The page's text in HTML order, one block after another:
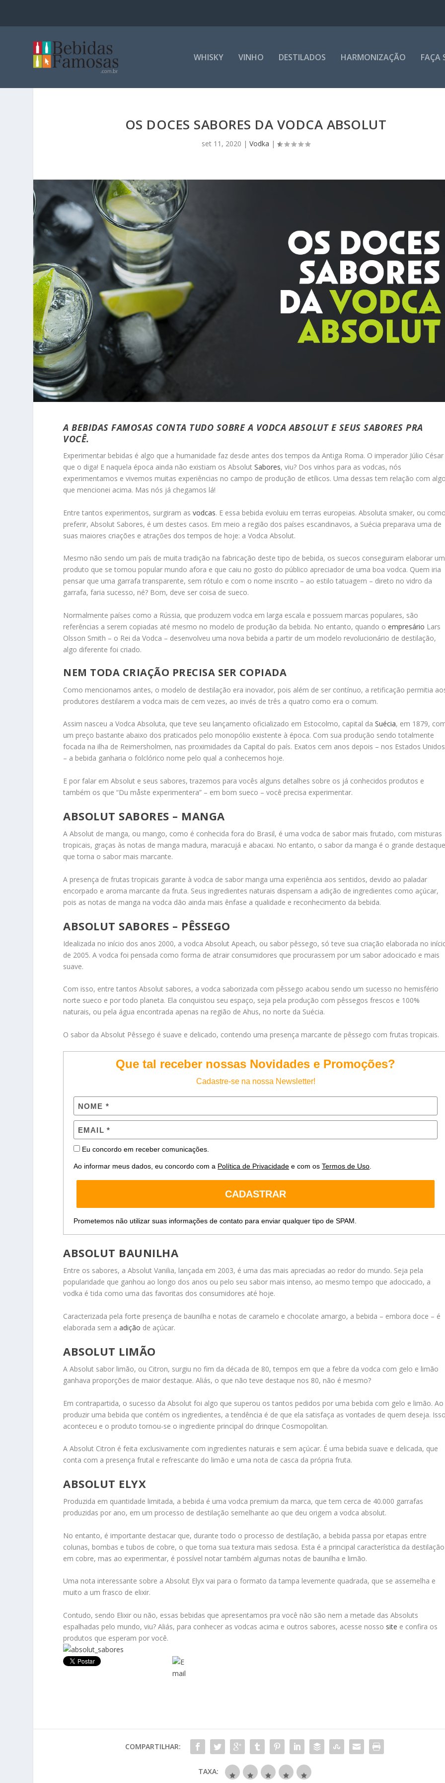
WHISKY VINHO DESTILADOS HARMONIZAÇÃO FAÇA
OS DOCES SABORES DA VODCA ABSOLUT
set 11, 2020 | Vodka |
A BEBIDAS FAMOSAS CONTA TUDO SOBRE A VODCA ABSOLUT E SEUS SABORES PRA
VOCÊ.
Experimentar bebidas é algo que a humanidade faz desde antes dos tempos da Antiga Roma. O imperador Júlio César
que o diga! E naquela época ainda não existiam os AbsolutSabores, viu? Dos vinhos para as vodcas, nós
experimentamos e vivemos muitas experiências no campo de produção de etílicos. Uma dessas tem relação com
que mencionei acima. Mas nós já chegamos lá!
Entre tantos experimentos, surgiram asvodcas. E essa bebida evoluiu em terras europeias. Absoluta smaker, ou
preferir, Absolut Sabores, é um destes casos. Em meio a região dos países escandinavos, a Suécia preparava uma de
suas maiores criações e atrações dos tempos de hoje: a Vodca Absolut.
Mesmo não sendo um país de muita tradição na fabricação deste tipo de bebida, os suecos conseguiram elaborar um
produto que se tornou popular mundo afora e que caiu no gosto do público apreciador de uma boa vodca. Quem iria
pensar que uma garrafa transparente, sem rótulo e com o nome inscrito – ao estilo tatuagem – direto no vidro da
garrafa, faria sucesso, né? Bom, deve ser coisa de sueco.
Normalmente países como a Rússia, que produzem vodca em larga escala e possuem marcas populares, são
referências a serem copiadas até mesmo no modelo de produção da bebida. No entanto, quando oempresário Lars
Olsson Smith – o Rei da Vodca – desenvolveu uma nova bebida a partir de um modelo revolucionário de destilação,
algo diferente foi criado.
NEM TODA CRIAÇÃO PRECISA SER COPIADA
Como mencionamos antes, o modelo de destilação era inovador, pois além de ser contínuo, a retificação permitia
produtores destilarem a vodca mais de cem vezes, ao invés de três a quatro como era o comum.
Assim nasceu a Vodca Absoluta, que teve seu lançamento oficializado em Estocolmo, capital daSuécia, em 1879,
um preço bastante abaixo dos praticados pelo monopólio existente à época. Com sua produção sendo totalmente
focada na ilha de Reimersholmen, nas proximidades da Capital do país. Exatos cem anos depois – nos Estados Unidos
– a bebida ganharia o folclórico nome pelo qual a conhecemos hoje.
E por falar em Absolut e seus sabores, trazemos para vocês alguns detalhes sobre os já conhecidos produtos e
também os que “Du måste experimentera” – em bom sueco – você precisa experimentar.
ABSOLUT SABORES – MANGA
A Absolut de manga, ou mango, como é conhecida fora do Brasil, é uma vodca de sabor mais frutado, com misturas
tropicais, graças às notas de manga madura, maracujá e abacaxi. No entanto, o sabor da manga é o grande
que torna o sabor mais marcante.
A presença de frutas tropicais garante à vodca de sabor manga uma experiência aos sentidos, devido ao paladar
encorpado e aroma marcante da fruta. Seus ingredientes naturais dispensam a adição de ingredientes como açúcar,
pois as notas de manga na vodca dão ainda mais ênfase a qualidade e reconhecimento da bebida.
ABSOLUT SABORES – PÊSSEGO
Idealizada no início dos anos 2000, a vodca Absolut Apeach, ou sabor pêssego, só teve sua criação elaborada no
de 2005. A vodca foi pensada como forma de atrair consumidores que procurassem por um sabor adocicado e mais
suave.
Com isso, entre tantos Absolut sabores, a vodca saborizada com pêssego acabou sendo um sucesso no hemisfério
norte sueco e por todo planeta. Ela conquistou seu espaço, seja pela produção com pêssegos frescos e 100%
naturais, ou pela água encontrada apenas na região de Ahus, no norte da Suécia.
O sabor da Absolut Pêssego é suave e delicado, contendo uma presença marcante de pêssego com frutas tropicais.
Que tal receber nossas Novidades e Promoções?
Cadastre-se na nossa Newsletter!
Eu concordo em receber comunicações.
Ao informar meus dados, eu concordo com a Política de Privacidade e com osTermos de Uso
CADASTRAR
Prometemos não utilizar suas informações de contato para enviar qualquer tipo de SPAM.
ABSOLUT BAUNILHA
Entre os sabores, a Absolut Vanilia, lançada em 2003, é uma das mais apreciadas ao redor do mundo. Seja pela
popularidade que ganhou ao longo dos anos ou pelo seu sabor mais intenso, ao mesmo tempo que adocicado, a
vodka é tida como uma das favoritas dos consumidores até hoje.
Caracterizada pela forte presença de baunilha e notas de caramelo e chocolate amargo, a bebida – embora doce – é
elaborada sem aadição de açúcar.
ABSOLUT LIMÃO
A Absolut sabor limão, ou Citron, surgiu no fim da década de 80, tempos em que a febre da vodca com gelo e limão
ganhava proporções de maior destaque. Aliás, o que não teve destaque nos 80, não é mesmo?
Em contrapartida, o sucesso da Absolut foi algo que superou os tantos pedidos por uma bebida com gelo e limão. Ao
produzir uma bebida que contém os ingredientes, a tendência é de que ela satisfaça as vontades de quem deseja.
aconteceu e o produto tornou-se o ingrediente principal do drinque Cosmopolitan.
A Absolut Citron é feita exclusivamente com ingredientes naturais e sem açúcar. É uma bebida suave e delicada, que
conta com a presença frutal e refrescante do limão e uma nota de casca da própria fruta.
ABSOLUT ELYX
Produzida em quantidade limitada, a bebida é uma vodca premium da marca, que tem cerca de 40.000 garrafas
produzidas por ano, em um processo de destilação semelhante ao que deu origem a vodca absolut.
No entanto, é importante destacar que, durante todo o processo de destilação, a bebida passa por etapas entre
colunas, bombas e tubos de cobre, o que torna sua textura mais sedosa. Esta é a principal característica da destilação
em cobre, mas ao experimentar, é possível notar também algumas notas de baunilha e limão.
Uma nota interessante sobre a Absolut Elyx vai para o formato da tampa levemente quadrada, que se assemelha e
muito a um frasco de elixir.
Contudo, sendo Elixir ou não, essas bebidas que apresentamos pra você não são nem a metade das Absoluts
espalhadas pelo mundo, viu? Aliás, para conhecer as vodcas acima e outros sabores, acesse nosso site e confira os
produtos que esperam por você.
COMPARTILHAR:
TAXA: